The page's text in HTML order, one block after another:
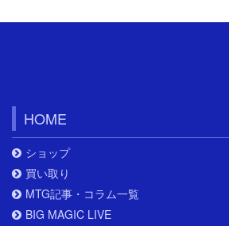
HOME
ショップ
買い取り
MTG記事・コラム一覧
BIG MAGIC LIVE